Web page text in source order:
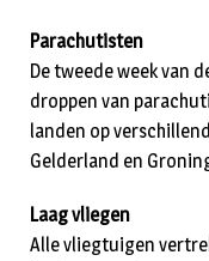
Parachutisten
De tweede week van
droppen van
landen op
Gelderland en
Laag vliegen
Alle vliegtuigen